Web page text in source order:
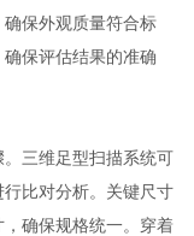
保外观质量符合标
保评估结果的准确
三维足型扫描系统可
比对分析。关键尺寸
确保规格统一。穿着